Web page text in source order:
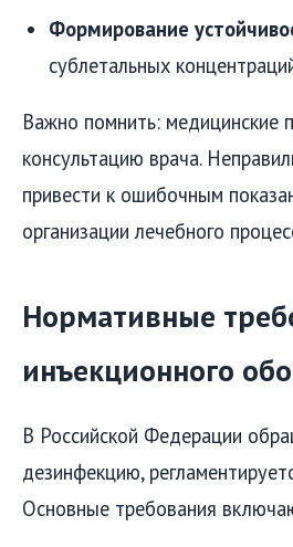
Формирование
сублетальных
Важно помнить: медицинские
консультацию врача.
привести к ошибочным
организации лечебного
Нормативные
инъекционного
В Российской Федерации
дезинфекцию,
Основные требования